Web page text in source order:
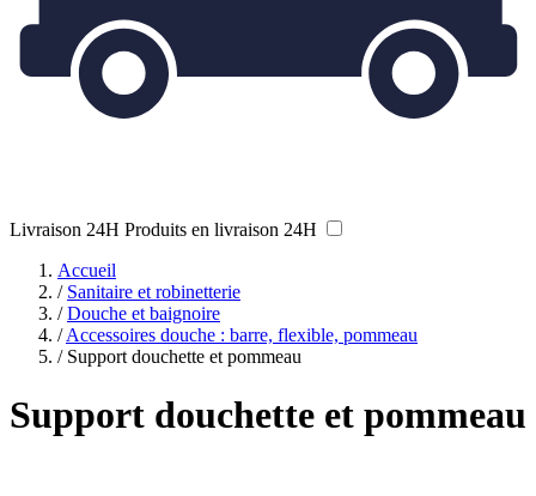
Livraison 24H Produits en livraison 24H
Accueil
/ Sanitaire et robinetterie
/ Douche et baignoire
/ Accessoires douche : barre, flexible, pommeau
/ Support douchette et pommeau
Support douchette et pommeau